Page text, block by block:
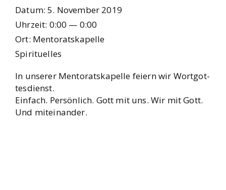
Datum:5. Novem­ber 2019
Uhr­zeit: 0:00 — 0:00
Ort: Men­to­rats­ka­pel­le
Spi­ri­tu­el­les
In unse­rer Men­to­rats­ka­pel­le fei­ern wir Wort­got­
tes­dienst.
Ein­fach. Per­sön­lich. Gott mit uns. Wir mit Gott.
Und mit­ein­an­der.